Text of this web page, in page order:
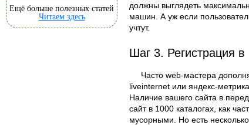
Ещё больше полезных статей
Читаем здесь
должны выглядеть
машин. А уж если
учтут.
Шаг 3. Регистрация в
Часто web-мастера
liveinternet или яндекс-
Наличие вашего сайта в
сайт в 1000 каталогах, как
мусорными. Но есть